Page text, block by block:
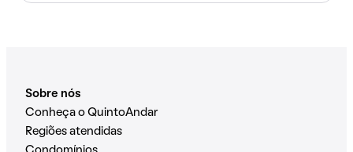
Sobre nós
Conheça o QuintoAndar
Regiões atendidas